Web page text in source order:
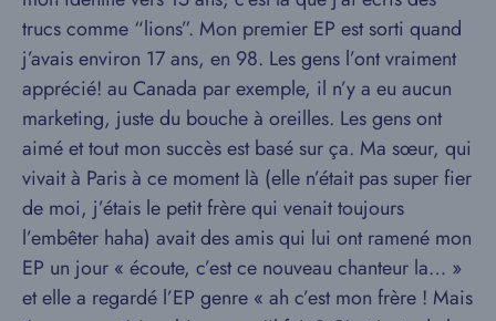
trucs comme “lions”. Mon premier EP est sorti quand
j’avais environ 17 ans, en 98. Les gens l’ont vraiment
apprécié! au Canada par exemple, il n’y a eu aucun
marketing, juste du bouche à oreilles. Les gens ont
aimé et tout mon succès est basé sur ça. Ma sœur, qui
vivait à Paris à ce moment là (elle n’était pas super fier
de moi, j’étais le petit frère qui venait toujours
l’embêter haha) avait des amis qui lui ont ramené mon
EP un jour « écoute, c’est ce nouveau chanteur la… »
et elle a regardé l’EP genre « ah c’est mon frère ! Mais